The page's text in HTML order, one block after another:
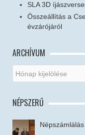
SLA 3D
Összeállítás a
évzárójáról
ARCHÍVUM
NÉPSZERŰ